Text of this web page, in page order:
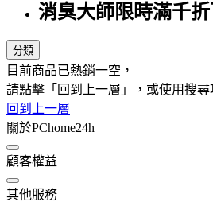
消臭大師限時滿千
分類
目前商品已熱銷一空，
請點擊「回到上一層」，或使用搜尋
回到上一層
關於PChome24h
顧客權益
其他服務